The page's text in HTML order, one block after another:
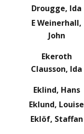
Drougge, Ida
E Weinerhall,
John
Ekeroth
Clausson, Ida
Eklind, Hans
Eklund, Louise
Eklöf, Staffan